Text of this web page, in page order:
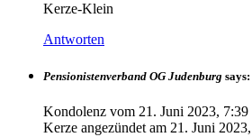
Kerze-Klein
Antworten
Pensionistenverband OG Judenburg says:
Kondolenz vom 21. Juni 2023, 7:39
Kerze angezündet am 21. Juni